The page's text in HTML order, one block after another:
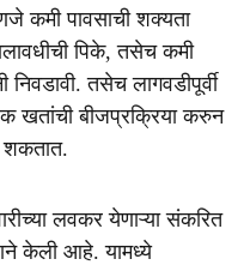
कमी पावसाची शक्यता
पिके, तसेच कमी
निवडावी. तसेच लागवडीपूर्वी
खतांची बीजप्रक्रिया करुन
शकतात.
लवकर येणाऱ्या संकरित
केली आहे. यामध्ये